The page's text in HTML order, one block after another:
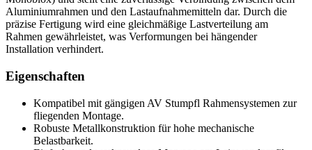
Aluminiumrahmen und den Lastaufnahmemitteln dar. Durch die
präzise Fertigung wird eine gleichmäßige Lastverteilung am
Rahmen gewährleistet, was Verformungen bei hängender
Installation verhindert.
Eigenschaften
Kompatibel mit gängigen AV Stumpfl Rahmensystemen zur
fliegenden Montage.
Robuste Metallkonstruktion für hohe mechanische
Belastbarkeit.